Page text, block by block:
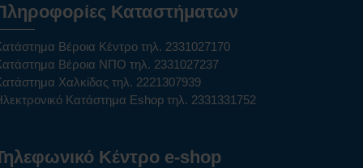
Καταστήματων
Βέροια Κέντρο τηλ. 2331027170
Βέροια ΝΠΟ τηλ. 2331027237
Χαλκίδας τηλ. 2221307939
Κατάστημα Eshop τηλ. 2331331752
Κέντρο e-shop